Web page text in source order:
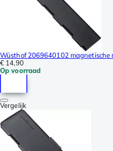
Wüsthof 2069640102 magnetische
€ 14,90
Op voorraad
Vergelijk